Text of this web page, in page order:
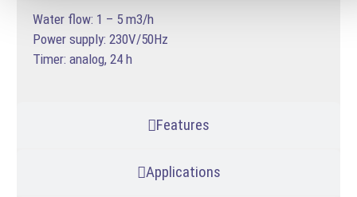
Features
Applications
Water flow: 1 – 5 m3/h
Power supply: 230V/50Hz
Timer: analog, 24 h